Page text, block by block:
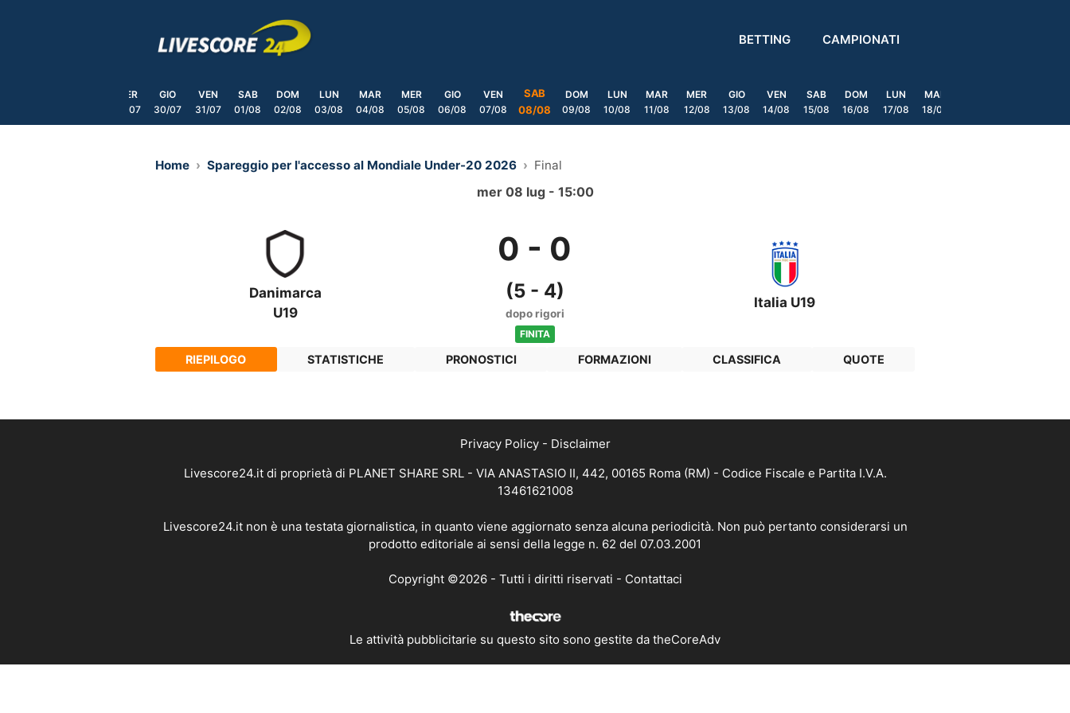
BETTING CAMPIONATI
MER
29/07
GIO
30/07
VEN
31/07
SAB
01/08
DOM
02/08
LUN
03/08
MAR
04/08
MER
05/08
GIO
06/08
VEN
07/08
SAB
08/08
DOM
09/08
LUN
10/08
MAR
11/08
MER
12/08
GIO
13/08
VEN
14/08
SAB
15/08
DOM
16/08
LUN
17/08
MAR
18/08
Home Spareggio per l'accesso al Mondiale Under-20 2026 Final
mer 08 lug - 15:00
Danimarca
U19
0 - 0
(5 - 4)
dopo rigori
FINITA
Italia U19
RIEPILOGO STATISTICHE PRONOSTICI FORMAZIONI CLASSIFICA QUOTE
Privacy Policy- Disclaimer
Livescore24.it di proprietà di PLANET SHARE SRL - VIA ANASTASIO II, 442, 00165 Roma (RM) - Codice Fiscale e Partita I.V.A.
13461621008
Livescore24.it non è una testata giornalistica, in quanto viene aggiornato senza alcuna periodicità. Non può pertanto considerarsi un
prodotto editoriale ai sensi della legge n. 62 del 07.03.2001
Copyright ©2026 - Tutti i diritti riservati - Contattaci
Le attività pubblicitarie su questo sito sono gestite da theCoreAdv